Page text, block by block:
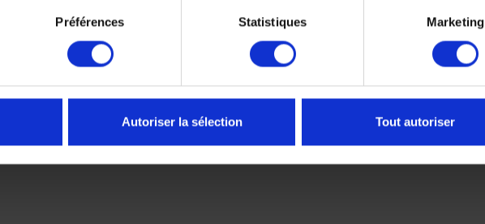
Préférences Statistiques Marketing
Autoriser la sélection Tout autoriser